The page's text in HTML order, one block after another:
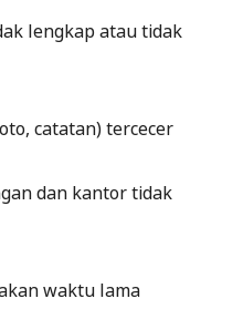
lengkap atau tidak
catatan) tercecer
dan kantor tidak
waktu lama